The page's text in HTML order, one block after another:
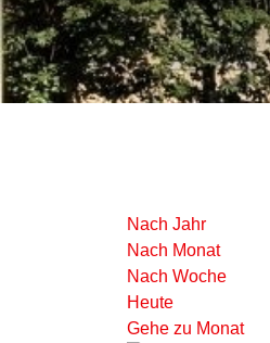
Nach Jahr
Nach Monat
Nach Woche
Heute
Gehe zu Monat